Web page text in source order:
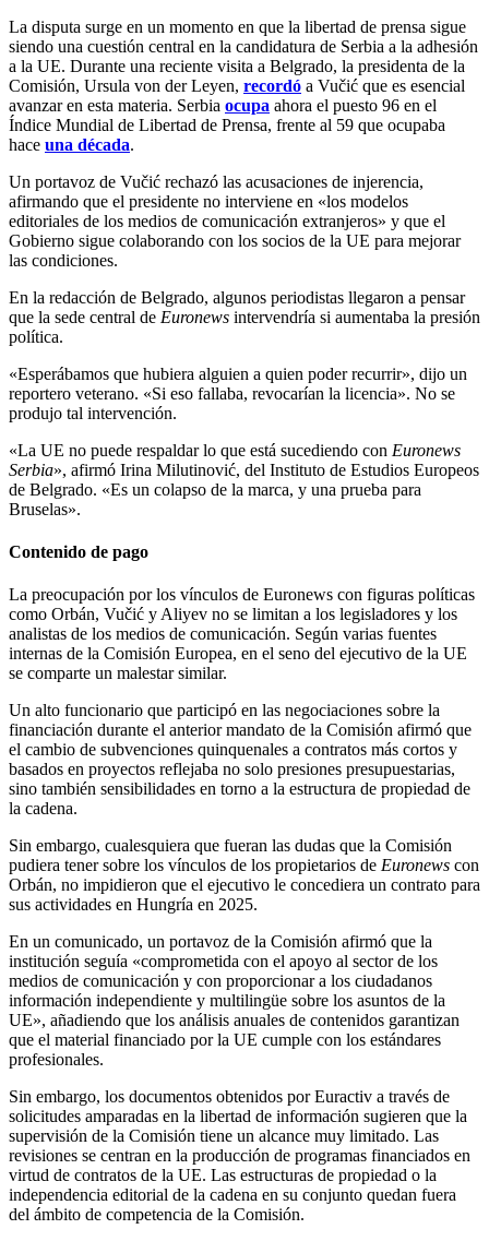
La disputa surge en un momento en que la libertad de prensa sigue
siendo una cuestión central en la candidatura de Serbia a la adhesión
a la UE. Durante una reciente visita a Belgrado, la presidenta de la
Comisión, Ursula von der Leyen, recordó a Vučić que es esencial
avanzar en esta materia. Serbia ocupa ahora el puesto 96 en el
Índice Mundial de Libertad de Prensa, frente al 59 que ocupaba
hace una década.
Un portavoz de Vučić rechazó las acusaciones de injerencia,
afirmando que el presidente no interviene en «los modelos
editoriales de los medios de comunicación extranjeros» y que el
Gobierno sigue colaborando con los socios de la UE para mejorar
las condiciones.
En la redacción de Belgrado, algunos periodistas llegaron a pensar
que la sede central de Euronews intervendría si aumentaba la presión
política.
«Esperábamos que hubiera alguien a quien poder recurrir», dijo un
reportero veterano. «Si eso fallaba, revocarían la licencia». No se
produjo tal intervención.
«La UE no puede respaldar lo que está sucediendo con Euronews
Serbia», afirmó Irina Milutinović, del Instituto de Estudios Europeos
de Belgrado. «Es un colapso de la marca, y una prueba para
Bruselas».
Contenido de pago
La preocupación por los vínculos de Euronews con figuras políticas
como Orbán, Vučić y Aliyev no se limitan a los legisladores y los
analistas de los medios de comunicación. Según varias fuentes
internas de la Comisión Europea, en el seno del ejecutivo de la UE
se comparte un malestar similar.
Un alto funcionario que participó en las negociaciones sobre la
financiación durante el anterior mandato de la Comisión afirmó que
el cambio de subvenciones quinquenales a contratos más cortos y
basados en proyectos reflejaba no solo presiones presupuestarias,
sino también sensibilidades en torno a la estructura de propiedad de
la cadena.
Sin embargo, cualesquiera que fueran las dudas que la Comisión
pudiera tener sobre los vínculos de los propietarios de Euronews con
Orbán, no impidieron que el ejecutivo le concediera un contrato para
sus actividades en Hungría en 2025.
En un comunicado, un portavoz de la Comisión afirmó que la
institución seguía «comprometida con el apoyo al sector de los
medios de comunicación y con proporcionar a los ciudadanos
información independiente y multilingüe sobre los asuntos de la
UE», añadiendo que los análisis anuales de contenidos garantizan
que el material financiado por la UE cumple con los estándares
profesionales.
Sin embargo, los documentos obtenidos por Euractiv a través de
solicitudes amparadas en la libertad de información sugieren que la
supervisión de la Comisión tiene un alcance muy limitado. Las
revisiones se centran en la producción de programas financiados en
virtud de contratos de la UE. Las estructuras de propiedad o la
independencia editorial de la cadena en su conjunto quedan fuera
del ámbito de competencia de la Comisión.